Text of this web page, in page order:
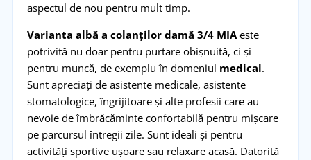
aspectul de nou pentru mult timp.
Varianta albă a colanților damă 3/4 MIAeste
potrivită nu doar pentru purtare obișnuită, ci și
pentru muncă, de exemplu în domeniul medical.
Sunt apreciați de asistente medicale, asistente
stomatologice, îngrijitoare și alte profesii care au
nevoie de îmbrăcăminte confortabilă pentru mișcare
pe parcursul întregii zile. Sunt ideali și pentru
activități sportive ușoare sau relaxare acasă. Datorită